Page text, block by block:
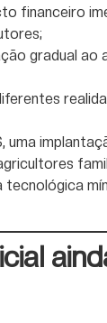
financeiro
gradual ao
uma